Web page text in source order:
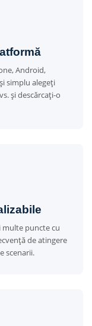
Android,
simplu alegeți
și descărcați-o
multe puncte cu
de atingere
scenarii.